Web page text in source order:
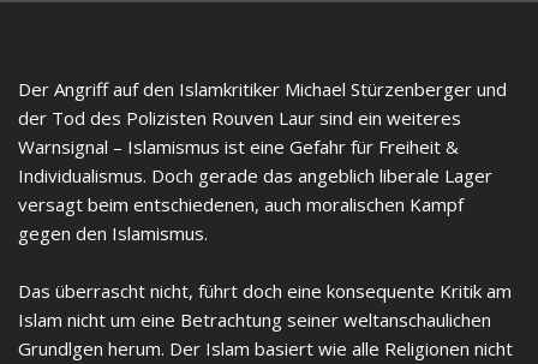
Der Angriff auf den Islamkritiker Michael Stürzenberger und
der Tod des Polizisten Rouven Laur sind ein weiteres
Warnsignal – Islamismus ist eine Gefahr für Freiheit &
Individualismus. Doch gerade das angeblich liberale Lager
versagt beim entschiedenen, auch moralischen Kampf
gegen den Islamismus.
Das überrascht nicht, führt doch eine konsequente Kritik am
Islam nicht um eine Betrachtung seiner weltanschaulichen
Grundlgen herum. Der Islam basiert wie alle Religionen nicht